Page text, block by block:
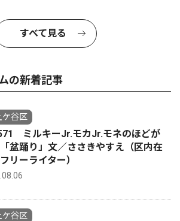
すべて見る
の新着記事
ケ谷区
ミルキーJr.モカJr.モネのほどが
盆踊り」文／ささきやすえ（区内在
リーライター）
ケ谷区